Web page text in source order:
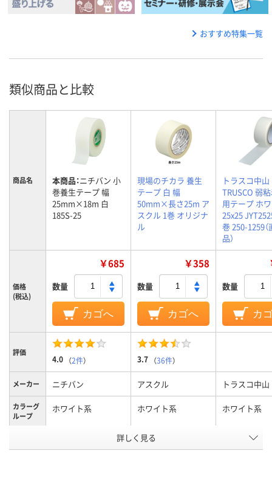
おすすめ特集一覧
類似商品と比較
商品名 本商品：ニチバン 小
巻養生テープ 幅
25mm×18m 白
185S-25
現場のチカラ 養生
テープ 白 幅
50mm×長さ25m ア
スクル 1巻 オリジナ
ル
トラスコ中山
TRUSCO 弱
用テープ ホ
25x25
巻 250-1259（
品）
価格
(税込)
￥685
数量
カゴへ
￥358
数量
カゴへ
数量
カ
評価
4.0 （2件） 3.7 （36件）
メーカー ニチバン アスクル トラスコ中山
カラーグ
ループ
ホワイト系 ホワイト系 ホワイト系
10
詳しく見る